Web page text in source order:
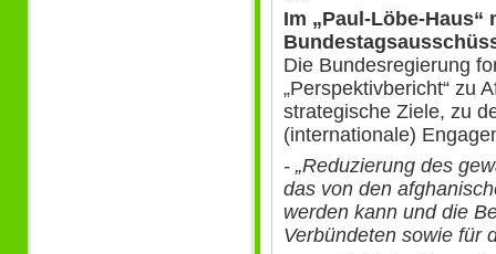
Im „Paul-Löbe-
Die Bundesregierung
„Perspektivbericht“ zu
strategische Ziele, zu
(internationale)
- „Reduzierung des
das von den
werden kann und die
Verbündeten sowie für